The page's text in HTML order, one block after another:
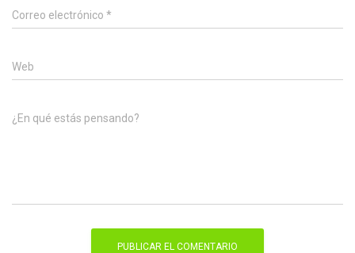
Correo electrónico *
Web
¿En qué estás pensando?